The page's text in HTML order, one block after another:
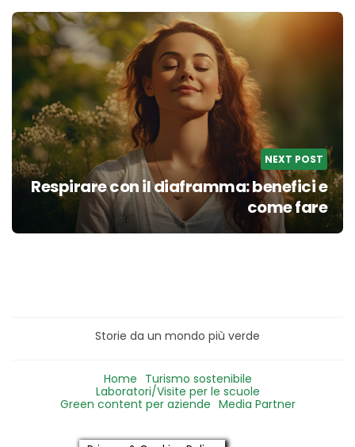
NEXT POST
Respirare con il diaframma: benefici e
come fare
Storie da un mondo più verde
Home Turismo sostenibile
Laboratori/Visite per le scuole
Green content per aziende Media Partner